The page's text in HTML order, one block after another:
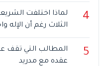
4
لماذا اختلفت
الثلاث رغم أن الإله
5
المطالب التي تقف
عقده مع مدريد